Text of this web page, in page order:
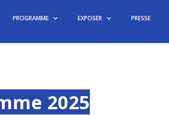
PROGRAMME EXPOSER PRESSE
2025